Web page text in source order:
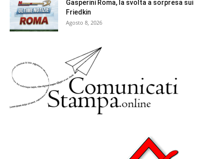
Gasperini Roma, la svolta a sorpresa sui
Friedkin
Agosto 8, 2026